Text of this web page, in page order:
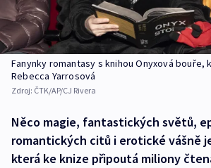
Fanynky romantasy s knihou Onyxová bouře,
Rebecca Yarrosová
Zdroj: ČTK/AP/CJ Rivera
Něco magie, fantastických světů,
romantických citů i erotické vášně
která ke knize připoutá miliony